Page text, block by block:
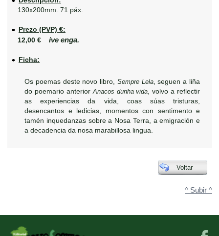
130x200mm. 71 páx.
Prezo (PVP) €:
12,00 € ive enga.
Ficha:
Os poemas deste novo libro, Sempre Lela, seguen a liña
do poemario anteriorAnacos dunha vida, volvo a reflectir
as experiencias da vida, coas súas tristuras,
desencantos e ledicias, momentos con sentimento e
tamén inquedanzas sobre a Nosa Terra, a emigración e
a decadencia da nosa marabillosa lingua.
Voltar
^ Subir ^